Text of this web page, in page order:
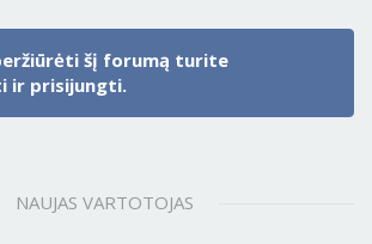
šį forumą turite
ir prisijungti.
NAUJAS VARTOTOJAS